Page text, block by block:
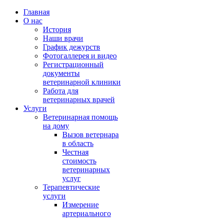
Главная
О нас
История
Наши врачи
График дежурств
Фотогаллерея и видео
Регистрационный
документы
ветеринарной клиники
Работа для
ветеринарных врачей
Услуги
Ветеринарная помощь
на дому
Вызов ветернара
в область
Честная
стоимость
ветеринарных
услуг
Терапевтические
услуги
Измерение
артериального